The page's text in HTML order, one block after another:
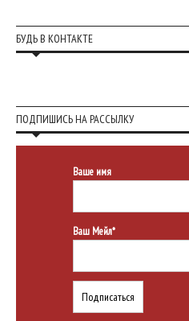
БУДЬ В КОНТАКТЕ
ПОДПИШИСЬ НА РАССЫЛКУ
Ваше имя
Ваш Мейл*